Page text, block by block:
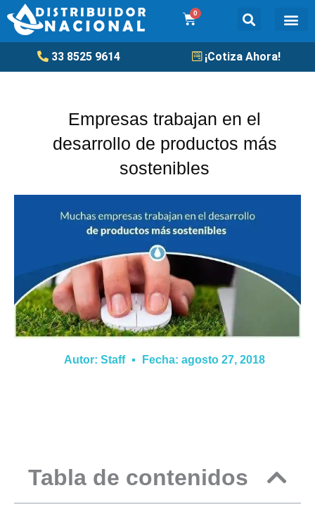
al
contenido
0
Cart
33 8525 9614 ¡Cotiza Ahora!
Empresas trabajan en el
desarrollo de productos más
sostenibles
Autor: Staff Fecha: agosto 27, 2018
Tabla de contenidos